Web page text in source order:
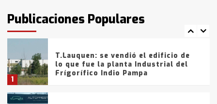
Publicaciones Populares
fueron detenidos por
comercialización de drogas en la
tarde del sábado
1
T.Lauquen: se vendió el edificio de
lo que fue la planta Industrial del
Frígorífico Indio Pampa